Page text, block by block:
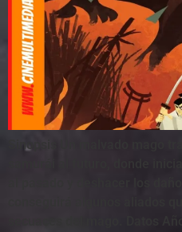
Sinopsis Un malvado mago
samurái al futuro, donde